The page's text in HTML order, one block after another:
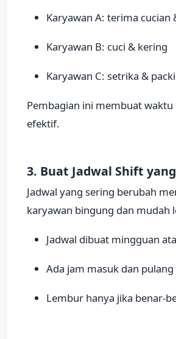
Karyawan A: terima cucian
Karyawan B: cuci & kering
Karyawan C: setrika &
Pembagian ini membuat waktu
efektif.
3. Buat Jadwal Shift
Jadwal yang sering berubah
karyawan bingung dan mudah
Jadwal dibuat mingguan
Ada jam masuk dan pulang
Lembur hanya jika benar-